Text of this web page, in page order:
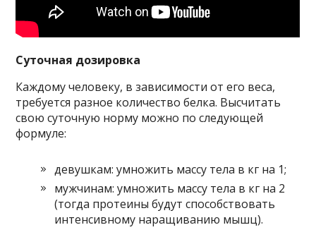
Суточная дозировка
Каждому человеку, в зависимости от его веса,
требуется разное количество белка. Высчитать
свою суточную норму можно по следующей
формуле:
девушкам: умножить массу тела в кг на 1;
мужчинам: умножить массу тела в кг на 2
(тогда протеины будут способствовать
интенсивному наращиванию мышц).